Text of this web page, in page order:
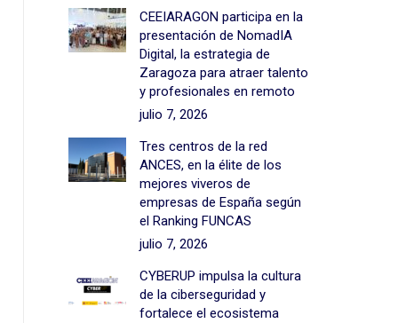
CEEIARAGON participa en la
presentación de NomadIA
Digital, la estrategia de
Zaragoza para atraer talento
y profesionales en remoto
julio 7, 2026
Tres centros de la red
ANCES, en la élite de los
mejores viveros de
empresas de España según
el Ranking FUNCAS
julio 7, 2026
CYBERUP impulsa la cultura
de la ciberseguridad y
fortalece el ecosistema